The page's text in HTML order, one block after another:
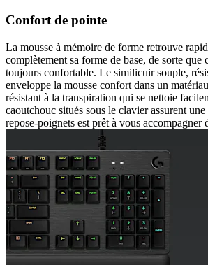
Confort de pointe
La mousse à mémoire de forme retrouve
complètement sa forme de base, de sorte que
toujours confortable. Le similicuir souple,
enveloppe la mousse confort dans un
résistant à la transpiration qui se nettoie
caoutchouc situés sous le clavier assurent
repose-poignets est prêt à vous accompagner